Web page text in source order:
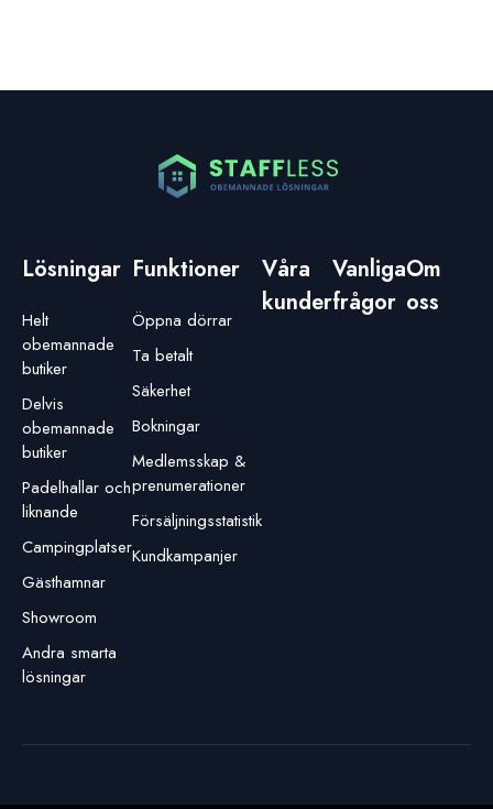
Lösningar
Helt
obemannade
butiker
Delvis
obemannade
butiker
Padelhallar och
liknande
Campingplatser
Gästhamnar
Showroom
Andra smarta
lösningar
Funktioner
Öppna dörrar
Ta betalt
Säkerhet
Bokningar
Medlemsskap &
prenumerationer
Försäljningsstatistik
Kundkampanjer
Våra
kunder
Vanliga
frågor
Om
oss